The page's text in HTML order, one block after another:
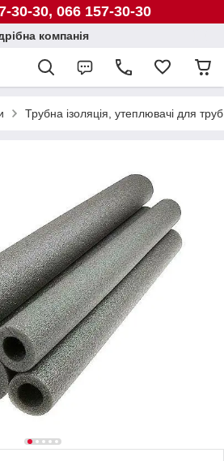
30-30, 066 157-30-30
компанія
Трубна ізоляція, утеплювачі для труб